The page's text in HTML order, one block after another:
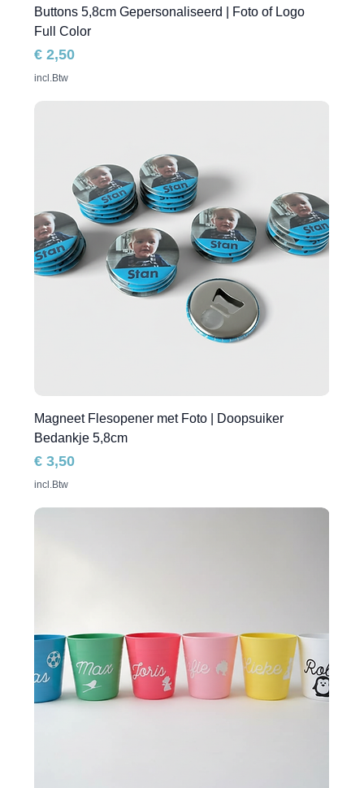
Buttons 5,8cm Gepersonaliseerd | Foto of Logo
Full Color
Prijs
€ 2,50
incl.Btw
Magneet Flesopener met Foto | Doopsuiker
Bedankje 5,8cm
Prijs
€ 3,50
incl.Btw